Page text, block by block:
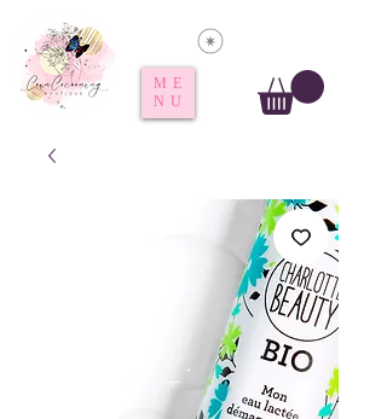
ME
NU